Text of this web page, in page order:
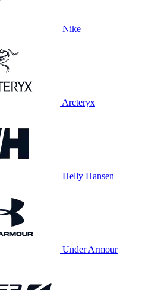
Nike
Arcteryx
Helly Hansen
Under Armour